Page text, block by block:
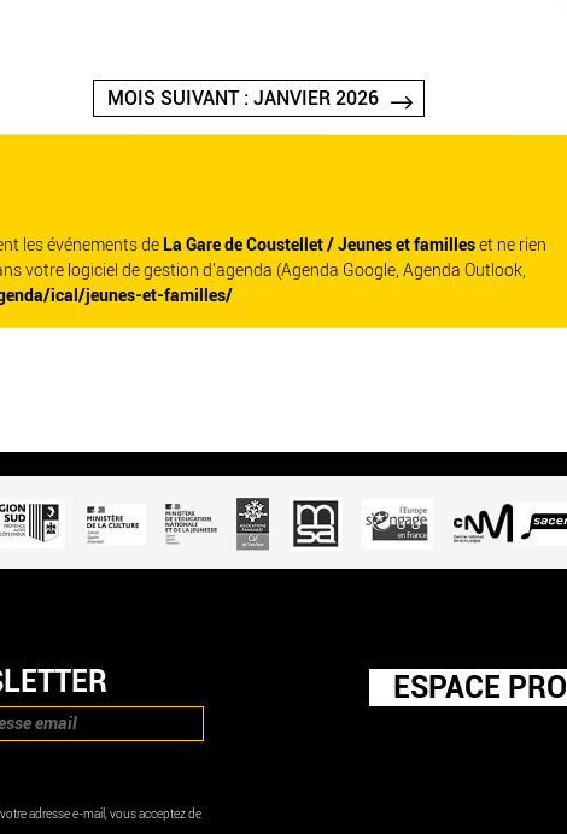
MOIS SUIVANT : JANVIER 2026
les événements de La Gare de Coustellet / Jeunes et familleset ne rien
votre logiciel de gestion d'agenda (Agenda Google, Agenda Outlook,
ical/jeunes-et-familles/
adresse e-mail, vous acceptez de
ESPACE PRO